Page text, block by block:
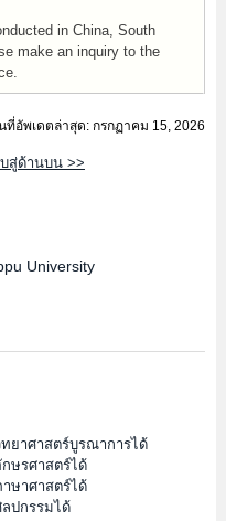
in China, South
make an inquiry to the
ที่อัพเดตล่าสุด: กรกฏาคม 15, 2026
บสู่ด้านบน >>
University
ยาศาสตร์บูรณาการได้
ษรศาสตร์ได้
ษาศาสตร์ได้
ปกรรมได้